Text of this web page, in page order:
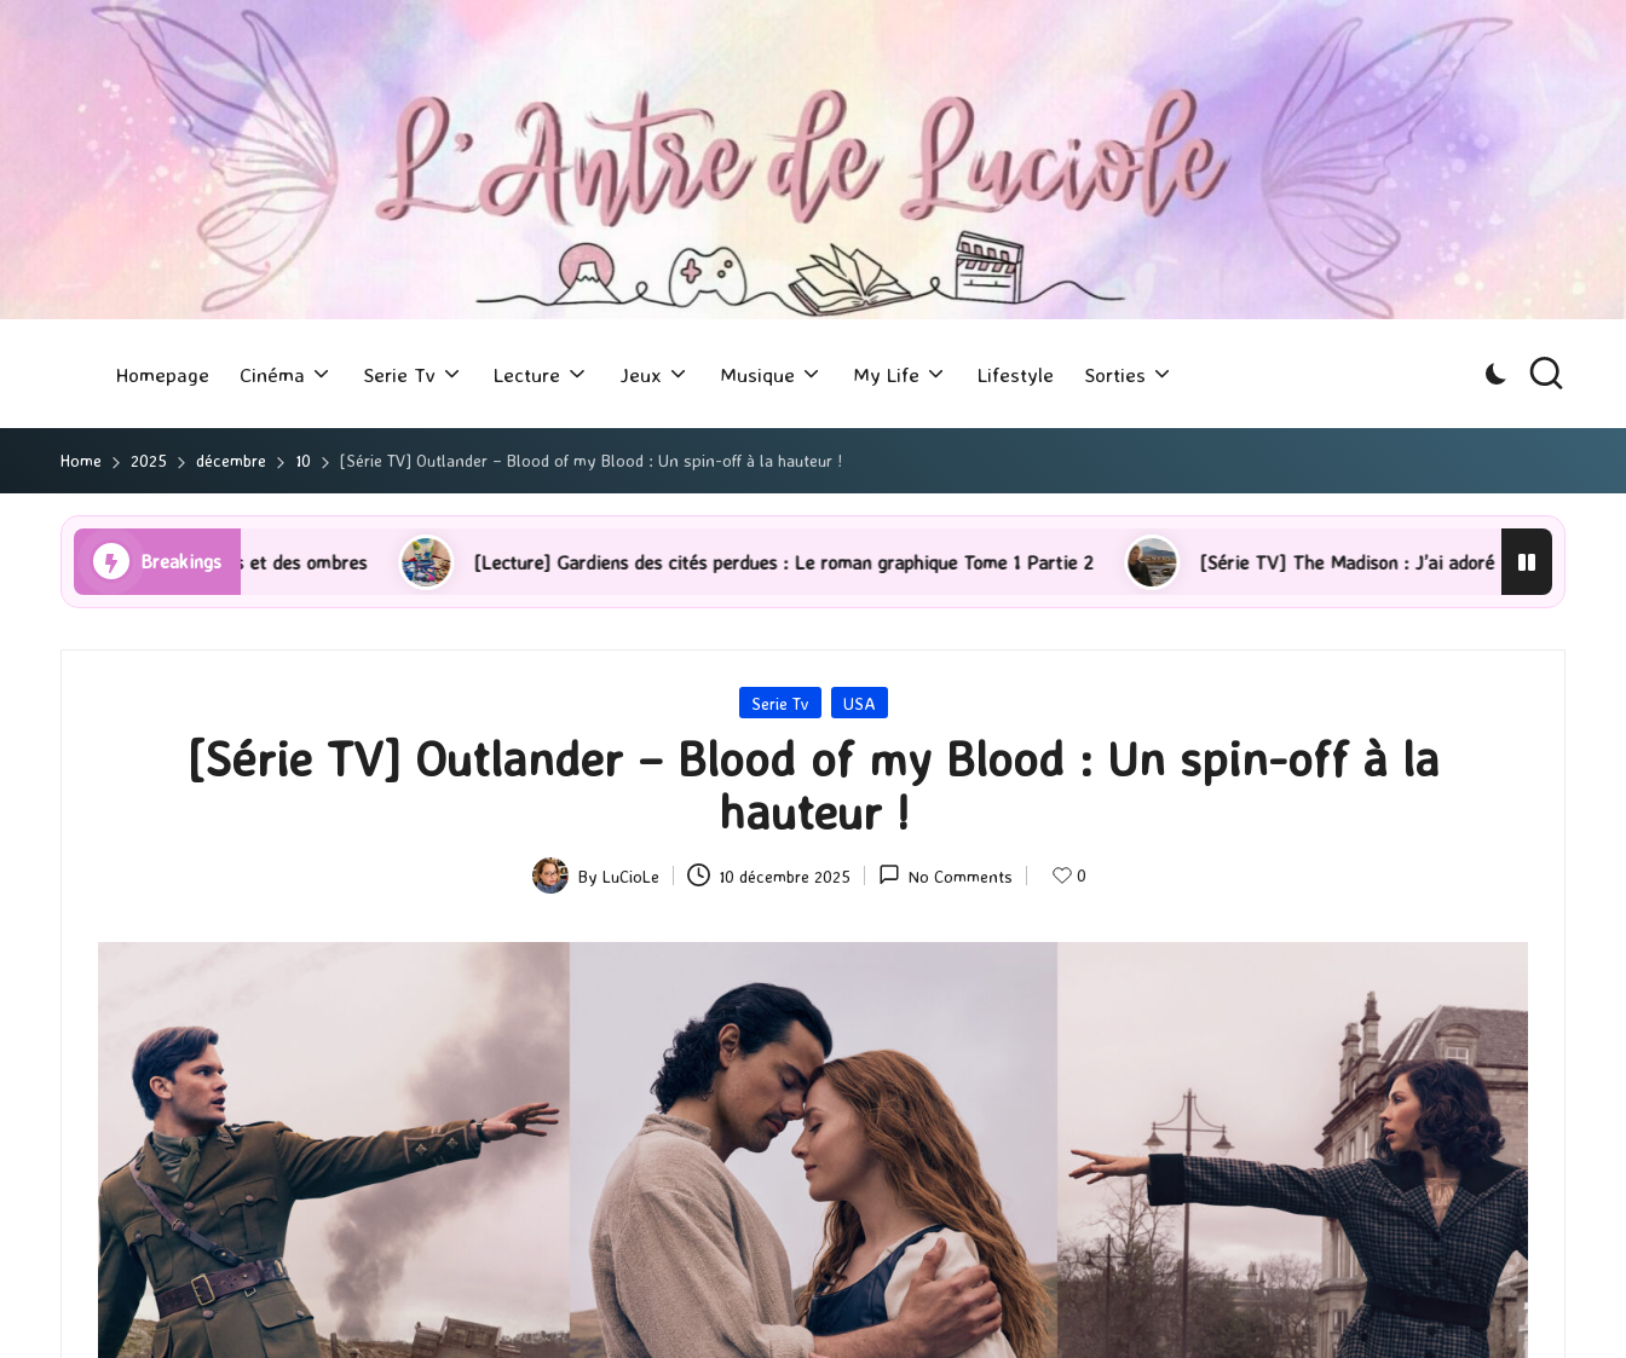
Homepage Cinéma Serie Tv Lecture Jeux Musique My Life Lifestyle Sorties
Home 2025 décembre 10 [Série TV] Outlander – Blood of my Blood : Un spin-off à la hauteur !
Breakings
[Lecture] Gardiens des cités perdues : Le roman graphique Tome 1 Partie 2 [Série TV] The Madison : J’ai adoré ! [Lecture] La femme de ménage : J’ai sauté le
Posted
Serie Tv USA
[Série TV] Outlander – Blood of my Blood : Un spin-off à la
hauteur !
Posted
ByLuCioLe 10 décembre 2025 No Comments 0